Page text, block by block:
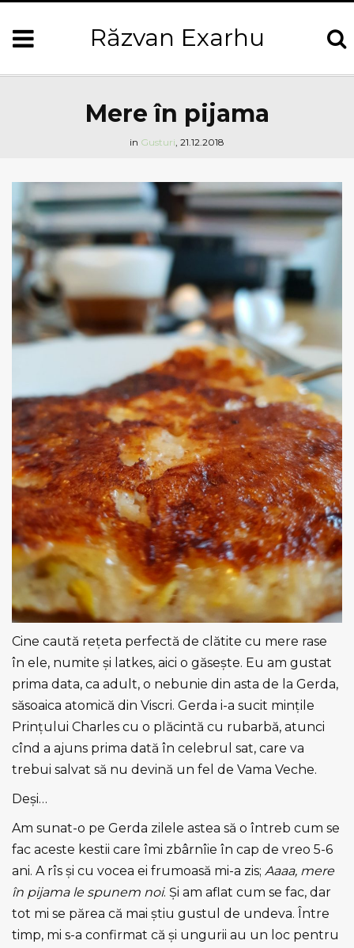
Răzvan Exarhu
Mere în pijama
in Gusturi, 21.12.2018
Cine caută rețeta perfectă de clătite cu mere rase
în ele, numite și latkes, aici o găsește. Eu am gustat
prima data, ca adult, o nebunie din asta de la Gerda,
săsoaica atomică din Viscri. Gerda i-a sucit mințile
Prințului Charles cu o plăcintă cu rubarbă, atunci
cînd a ajuns prima dată în celebrul sat, care va
trebui salvat să nu devină un fel de Vama Veche.
Deși…
Am sunat-o pe Gerda zilele astea să o întreb cum se
fac aceste kestii care îmi zbârnîie în cap de vreo 5-6
ani. A rîs și cu vocea ei frumoasă mi-a zis; Aaaa, mere
în pijama le spunem noi. Și am aflat cum se fac, dar
tot mi se părea că mai știu gustul de undeva. Între
timp, mi s-a confirmat că și ungurii au un loc pentru